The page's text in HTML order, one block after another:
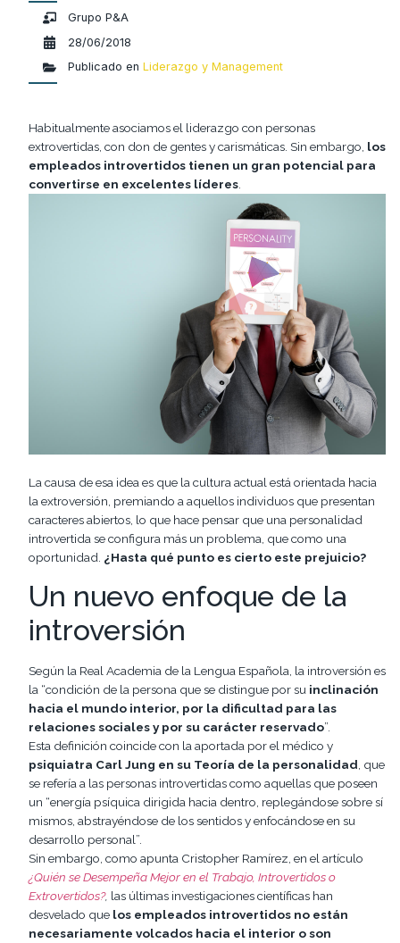
Grupo P&A
28/06/2018
Publicado en Liderazgo y Management
Habitualmente asociamos el liderazgo con personas
extrovertidas, con don de gentes y carismáticas. Sin embargo, los
empleados introvertidos tienen un gran potencial para
convertirse en excelentes líderes.
La causa de esa idea es que la cultura actual está orientada hacia
la extroversión, premiando a aquellos individuos que presentan
caracteres abiertos, lo que hace pensar que una personalidad
introvertida se configura más un problema, que como una
oportunidad. ¿Hasta qué punto es cierto este prejuicio?
Un nuevo enfoque de la
introversión
Según la Real Academia de la Lengua Española, la introversión es
la “condición de la persona que se distingue por su inclinación
hacia el mundo interior, por la dificultad para las
relaciones sociales y por su carácter reservado”.
Esta definición coincide con la aportada por el médico y
psiquiatra Carl Jung en su Teoría de la personalidad , que
se refería a las personas introvertidas como aquellas que poseen
un “energía psíquica dirigida hacia dentro, replegándose sobre sí
mismos, abstrayéndose de los sentidos y enfocándose en su
desarrollo personal”.
Sin embargo, como apunta Cristopher Ramírez, en el artículo
¿Quién se Desempeña Mejor en el Trabajo, Introvertidos o
Extrovertidos?, las últimas investigaciones científicas han
desvelado que los empleados introvertidos no están
necesariamente volcados hacia el interior o son